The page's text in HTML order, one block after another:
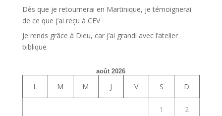
Dès que je retournerai en Martinique, je témoignerai
de ce que j’ai reçu à CEV
Je rends grâce à Dieu, car j’ai grandi avec l’atelier
biblique
août 2026
L M M J V S D
1 2